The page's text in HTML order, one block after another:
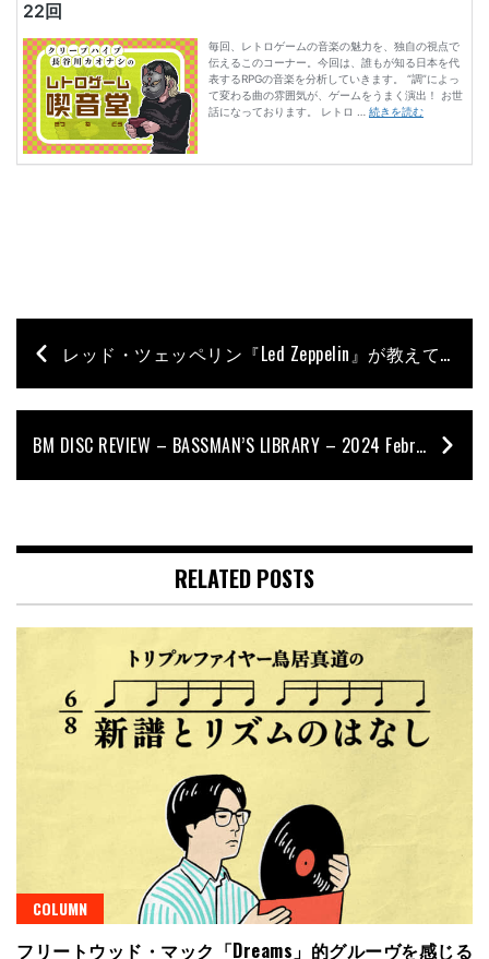
レッド・ツェッペリン『Led Zeppelin』が教えてくれたこと【ジョー・ダート（Vulfpeck）連載】第5回
BM DISC REVIEW – BASSMAN’S LIBRARY – 2024 February
RELATED POSTS
COLUMN
フリートウッド・マック「Dreams」的グルーヴを感じる